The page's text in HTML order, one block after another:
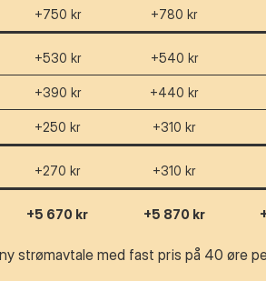
+750 kr +780 kr
+530 kr +540 kr
+390 kr +440 kr
+250 kr +310 kr
+270 kr +310 kr
+5 670 kr +5 870 kr
strømavtale med fast pris på 40 øre